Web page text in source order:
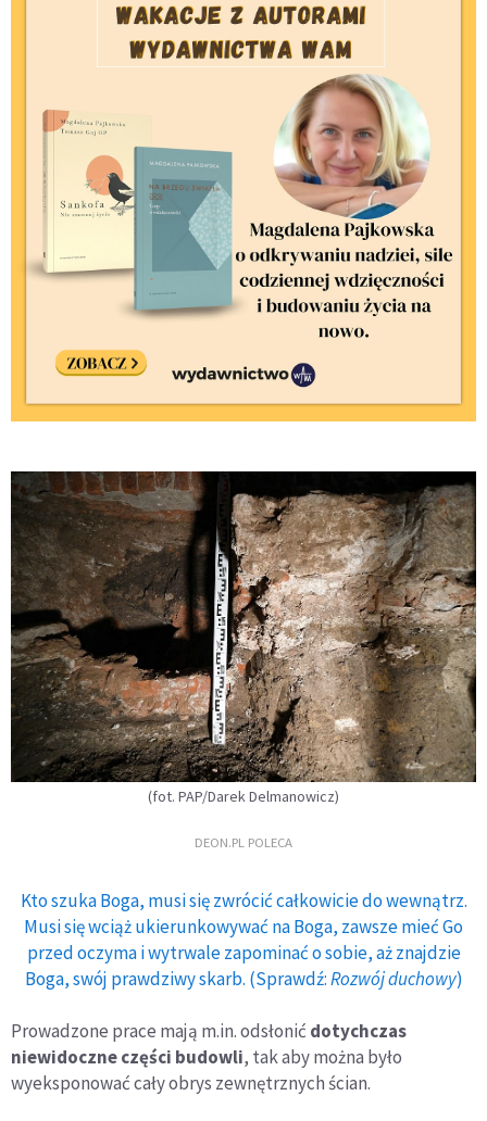
(fot. PAP/Darek Delmanowicz)
DEON.PL POLECA
Kto szuka Boga, musi się zwrócić całkowicie do wewnątrz.
Musi się wciąż ukierunkowywać na Boga, zawsze mieć Go
przed oczyma i wytrwale zapominać o sobie, aż znajdzie
Boga, swój prawdziwy skarb. (Sprawdź:Rozwój duchowy)
Prowadzone prace mają m.in. odsłonić dotychczas
niewidoczne części budowli, tak aby można było
wyeksponować cały obrys zewnętrznych ścian.